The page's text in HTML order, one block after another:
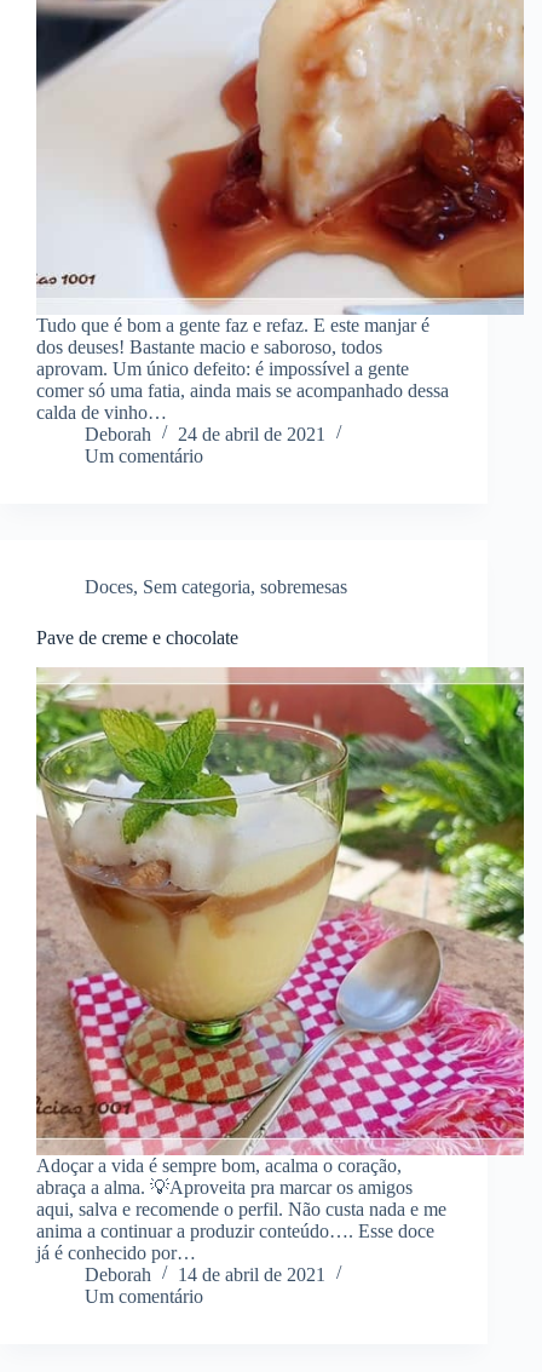
Tudo que é bom a gente faz e refaz. E este manjar é
dos deuses! Bastante macio e saboroso, todos
aprovam. Um único defeito: é impossível a gente
comer só uma fatia, ainda mais se acompanhado dessa
calda de vinho…
Deborah
24 de abril de 2021
Um comentário
Doces, Sem categoria, sobremesas
Pave de creme e chocolate
Adoçar a vida é sempre bom, acalma o coração,
abraça a alma. 💡Aproveita pra marcar os amigos
aqui, salva e recomende o perfil. Não custa nada e me
anima a continuar a produzir conteúdo…. Esse doce
já é conhecido por…
Deborah
14 de abril de 2021
Um comentário